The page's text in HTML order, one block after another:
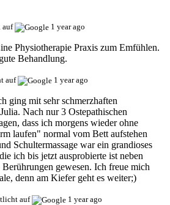
auf 1 year ago
Physiotherapie Praxis zum Emfühlen.
Behandlung.
auf 1 year ago
ging mit sehr schmerzhaften
Nach nur 3 Ostepathischen
dass ich morgens wieder ohne
laufen" normal vom Bett aufstehen
Schultermassage war ein grandioses
ich bis jetzt ausprobierte ist neben
gewesen. Ich freue mich
denn am Kiefer geht es weiter;)
auf 1 year ago